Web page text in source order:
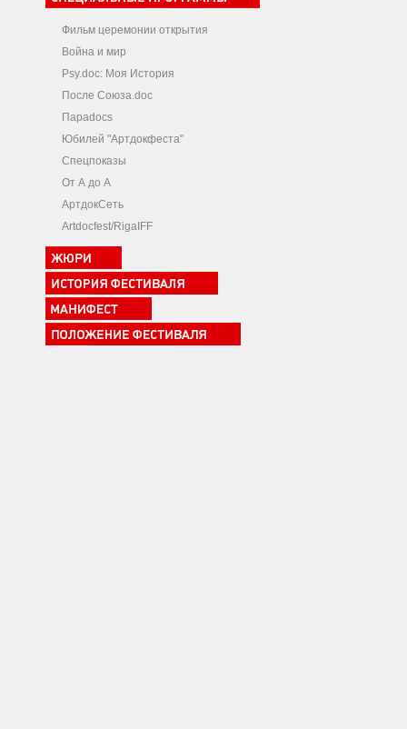
Фильм церемонии открытия
Война и мир
Psy.doc: Моя История
После Союза.doc
Параdocs
Юбилей "Артдокфеста"
Спецпоказы
От А до А
АртдокСеть
Artdocfest/RigaIFF